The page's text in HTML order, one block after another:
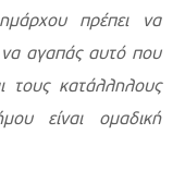
πρέπει να
να αγαπάς αυτό που
τους κατάλληλους
είναι ομαδική